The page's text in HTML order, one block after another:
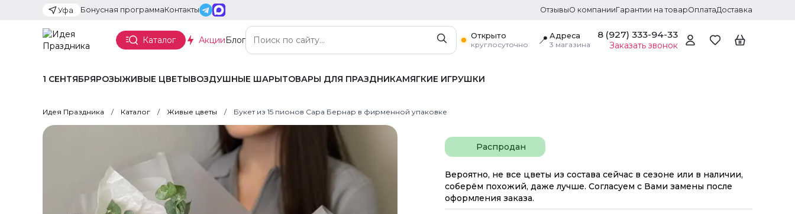
Уфа Бонусная программаКонтакты ОтзывыО компанииГарантии на товарОплатаДоставка
Каталог АкцииБлог
Открыто
круглосуточно
📍 Адреса
3 магазина
8 (927) 333-94-33
Заказать звонок
1 СЕНТЯБРЯРОЗЫЖИВЫЕ ЦВЕТЫВОЗДУШНЫЕ ШАРЫТОВАРЫ ДЛЯ ПРАЗДНИКАМЯГКИЕ ИГРУШКИ
Идея Праздника Каталог Живые цветы Букет из 15 пионов Сара Бернар в фирменной упаковке
Распродан
Вероятно, не все цветы из состава сейчас в сезоне или в наличии,
соберём похожий, даже лучше. Согласуем с Вами замены после
оформления заказа.